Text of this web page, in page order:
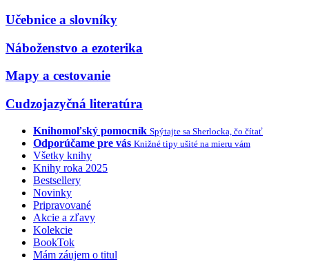
Učebnice a slovníky
Náboženstvo a ezoterika
Mapy a cestovanie
Cudzojazyčná literatúra
Knihomoľský pomocník Spýtajte sa Sherlocka, čo čítať
Odporúčame pre vás Knižné tipy ušité na mieru vám
Všetky knihy
Knihy roka 2025
Bestsellery
Novinky
Pripravované
Akcie a zľavy
Kolekcie
BookTok
Mám záujem o titul